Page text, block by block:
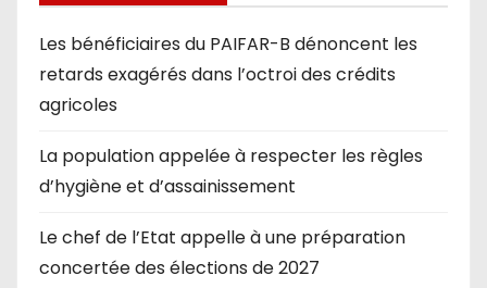
Les bénéficiaires du PAIFAR-B dénoncent les
retards exagérés dans l’octroi des crédits
agricoles
La population appelée à respecter les règles
d’hygiène et d’assainissement
Le chef de l’Etat appelle à une préparation
concertée des élections de 2027